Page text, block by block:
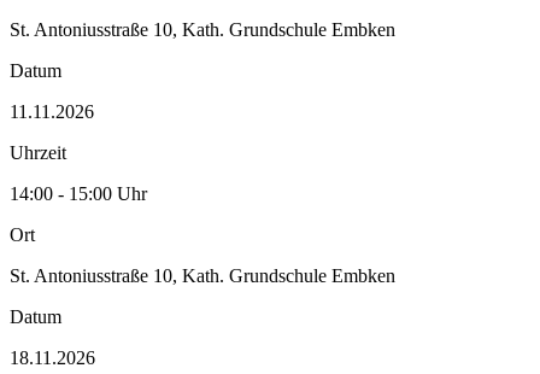
St. Antoniusstraße 10, Kath. Grundschule Embken
Datum
11.11.2026
Uhrzeit
14:00 - 15:00 Uhr
Ort
St. Antoniusstraße 10, Kath. Grundschule Embken
Datum
18.11.2026